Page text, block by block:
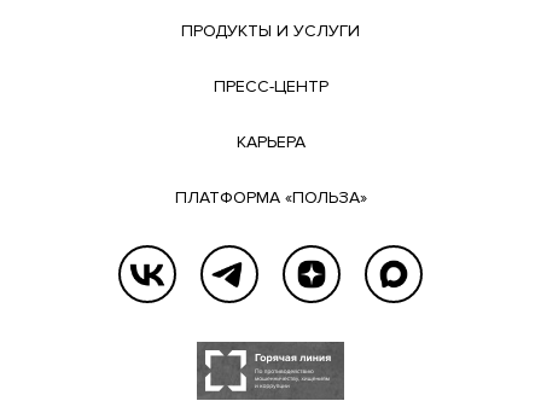
ПРОДУКТЫ И УСЛУГИ
ПРЕСС-ЦЕНТР
КАРЬЕРА
ПЛАТФОРМА «ПОЛЬЗА»